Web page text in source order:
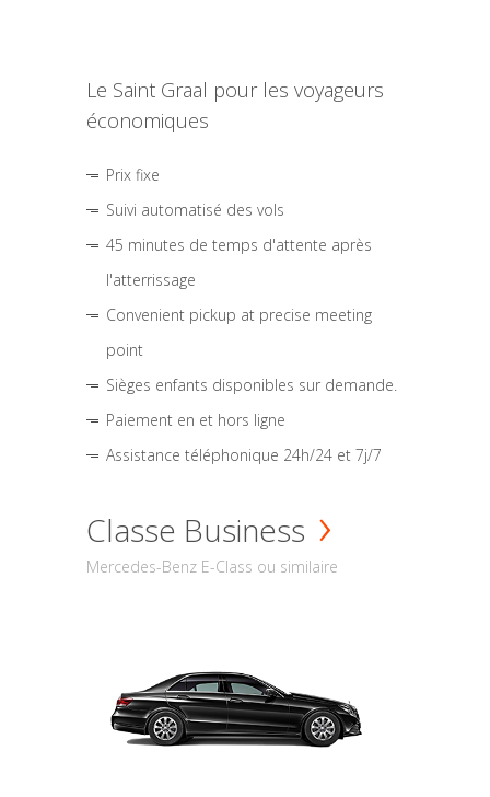
Le Saint Graal pour les voyageurs
économiques
Prix fixe
Suivi automatisé des vols
45 minutes de temps d'attente après
l'atterrissage
Convenient pickup at precise meeting
point
Sièges enfants disponibles sur demande.
Paiement en et hors ligne
Assistance téléphonique 24h/24 et 7j/7
Classe Business
Mercedes-Benz E-Class ou similaire